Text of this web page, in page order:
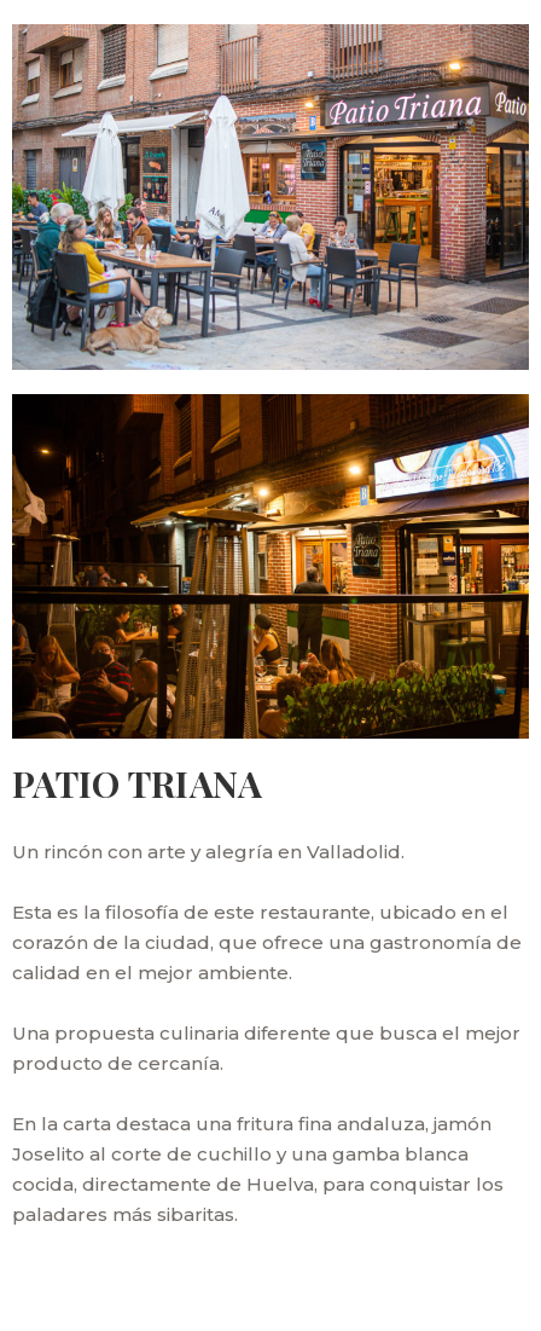
PATIO TRIANA
Un rincón con arte y alegría en Valladolid.
Esta es la filosofía de este restaurante, ubicado en el
corazón de la ciudad, que ofrece una gastronomía de
calidad en el mejor ambiente.
Una propuesta culinaria diferente que busca el mejor
producto de cercanía.
En la carta destaca una fritura fina andaluza, jamón
Joselito al corte de cuchillo y una gamba blanca
cocida, directamente de Huelva, para conquistar los
paladares más sibaritas.